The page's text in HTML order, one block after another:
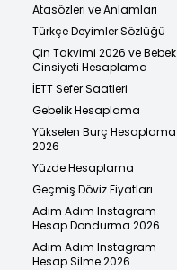
Atasözleri ve Anlamları
Türkçe Deyimler Sözlüğü
Çin Takvimi 2026 ve Bebek
Cinsiyeti Hesaplama
İETT Sefer Saatleri
Gebelik Hesaplama
Yükselen Burç Hesaplama
2026
Yüzde Hesaplama
Geçmiş Döviz Fiyatları
Adım Adım Instagram
Hesap Dondurma 2026
Adım Adım Instagram
Hesap Silme 2026